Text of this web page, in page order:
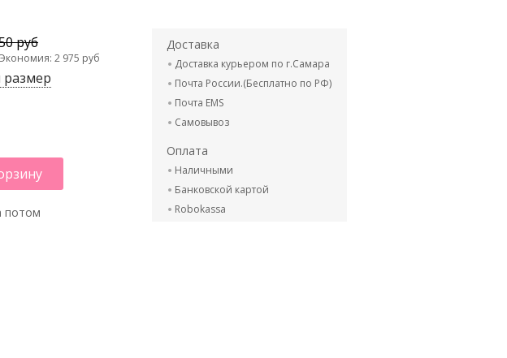
руб
Экономия: 2 975 руб
размер
потом
Доставка
Доставка курьером по г.Самара
Почта России.(Бесплатно по РФ)
Почта EMS
Самовывоз
Оплата
Наличными
Банковской картой
Robokassa